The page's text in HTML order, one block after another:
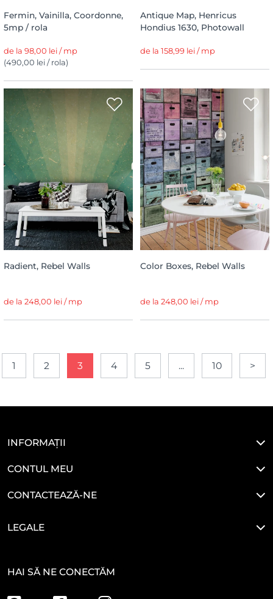
Fermin, Vainilla, Coordonne,
5mp / rola
de la 98,00 lei / mp
(490,00 lei / rola)
Antique Map, Henricus
Hondius 1630, Photowall
de la 158,99 lei / mp
Radient, Rebel Walls
de la 248,00 lei / mp
Color Boxes, Rebel Walls
de la 248,00 lei / mp
1 2 3 4 5 ... 10 >
INFORMAȚII
CONTUL MEU
CONTACTEAZĂ-NE
LEGALE
HAI SĂ NE CONECTĂM